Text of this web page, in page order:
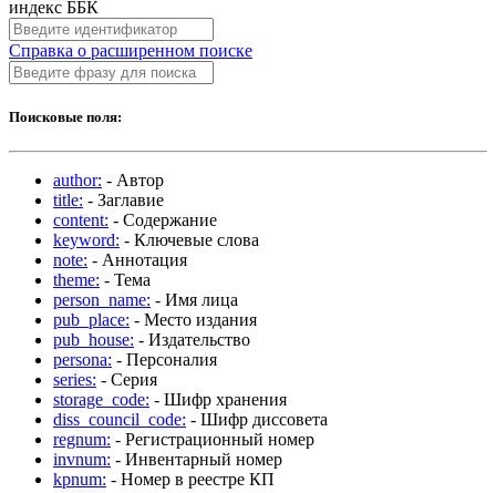
индекс ББК
Справка о расширенном поиске
Поисковые поля:
author: - Автор
title: - Заглавие
content: - Содержание
keyword: - Ключевые слова
note: - Аннотация
theme: - Тема
person_name: - Имя лица
pub_place: - Место издания
pub_house: - Издательство
persona: - Персоналия
series: - Серия
storage_code: - Шифр хранения
diss_council_code: - Шифр диссовета
regnum: - Регистрационный номер
invnum: - Инвентарный номер
kpnum: - Номер в реестре КП